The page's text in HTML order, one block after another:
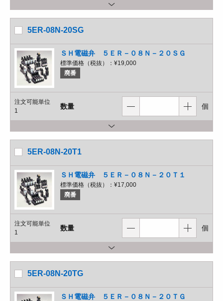
5ER-08N-20SG
ＳＨ電磁弁 ５ＥＲ－０８Ｎ－２０ＳＧ
標準価格（税抜）： ¥19,000
廃番
注文可能単位
1
数量 個
5ER-08N-20T1
ＳＨ電磁弁 ５ＥＲ－０８Ｎ－２０Ｔ１
標準価格（税抜）： ¥17,000
廃番
注文可能単位
1
数量 個
5ER-08N-20TG
ＳＨ電磁弁 ５ＥＲ－０８Ｎ－２０ＴＧ